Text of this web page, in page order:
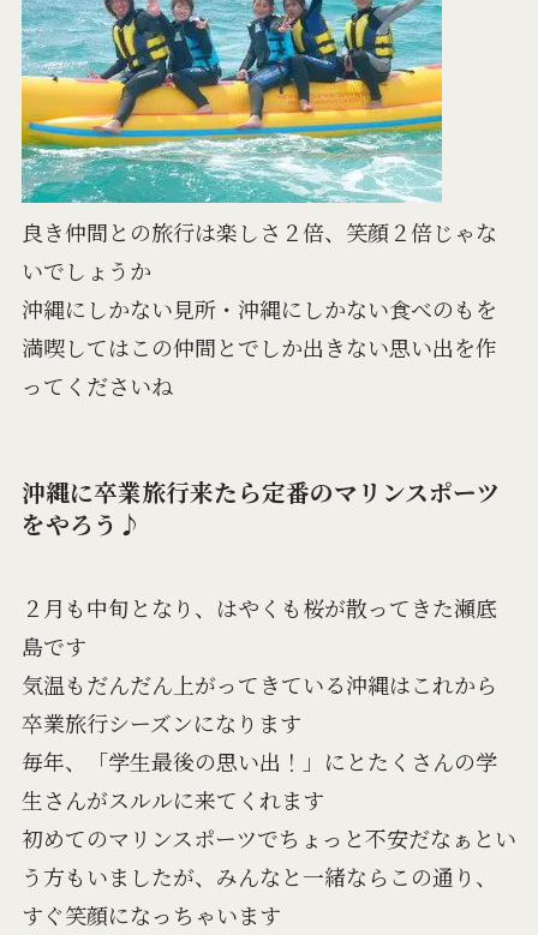
良き仲間との旅行は楽しさ２倍、笑顔２倍じゃな
いでしょうか
沖縄にしかない見所・沖縄にしかない食べのもを
満喫してはこの仲間とでしか出きない思い出を作
ってくださいね
沖縄に卒業旅行来たら定番のマリンスポーツ
をやろう♪
２月も中旬となり、はやくも桜が散ってきた瀬底
島です
気温もだんだん上がってきている沖縄はこれから
卒業旅行シーズンになります
毎年、「学生最後の思い出！」にとたくさんの学
生さんがスルルに来てくれます
初めてのマリンスポーツでちょっと不安だなぁとい
う方もいましたが、みんなと一緒ならこの通り、
すぐ笑顔になっちゃいます